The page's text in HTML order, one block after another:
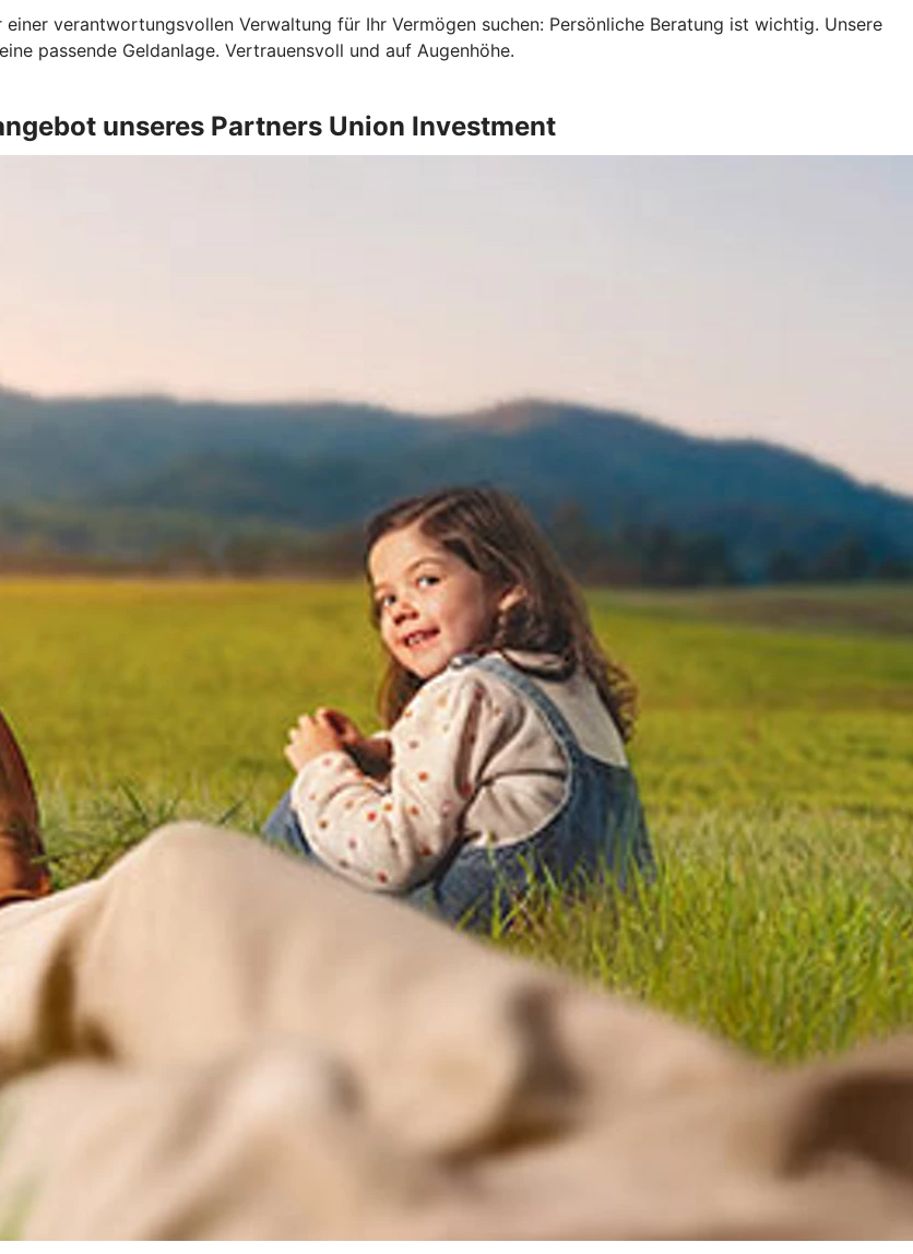
verantwortungsvollen Verwaltung für Ihr Vermögen suchen: Persönliche Beratung ist wichtig. Unsere
passende Geldanlage. Vertrauensvoll und auf Augenhöhe.
unseres Partners Union Investment